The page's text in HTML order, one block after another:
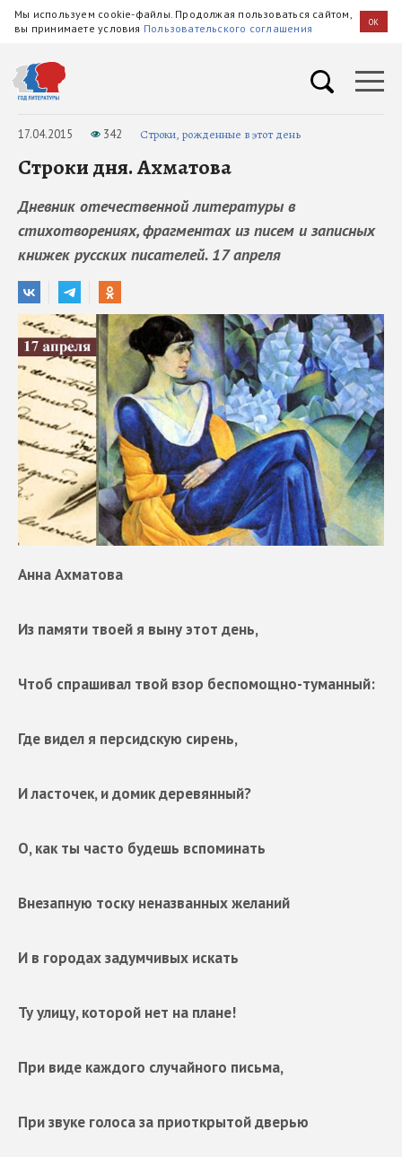
Мы используем cookie-файлы. Продолжая пользоваться сайтом,
вы принимаете условия Пользовательского соглашения OK
17.04.2015 342 Строки, рожденные в этот день
Строки дня. Ахматова
Дневник отечественной литературы в
стихотворениях, фрагментах из писем и записных
книжек русских писателей. 17 апреля
Анна Ахматова
Из памяти твоей я выну этот день,
Чтоб спрашивал твой взор беспомощно-туманный:
Где видел я персидскую сирень,
И ласточек, и домик деревянный?
О, как ты часто будешь вспоминать
Внезапную тоску неназванных желаний
И в городах задумчивых искать
Ту улицу, которой нет на плане!
При виде каждого случайного письма,
При звуке голоса за приоткрытой дверью